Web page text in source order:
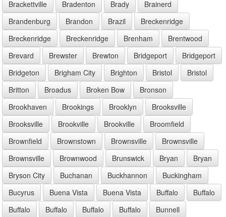
Brackettville
Bradenton Brady
Brainerd
Brandenburg
Brandon Brazil
Breckenridge
Breckenridge
Breckenridge Brenham
Brentwood
Brevard
Brewster Brewton Bridgeport
Bridgeport
Bridgeton
Brigham City Brighton Bristol
Bristol
Britton
Broadus Broken Bow
Bronson
Brookhaven
Brookings Brooklyn
Brooksville
Brooksville
Brookville Brookville
Broomfield
Brownfield
Brownstown Brownsville
Brownsville
Brownsville
Brownwood Brunswick Bryan
Bryan
Bryson City
Buchanan Buckhannon
Buckingham
Bucyrus
Buena Vista Buena Vista Buffalo
Buffalo
Buffalo
Buffalo Buffalo Buffalo
Bunnell